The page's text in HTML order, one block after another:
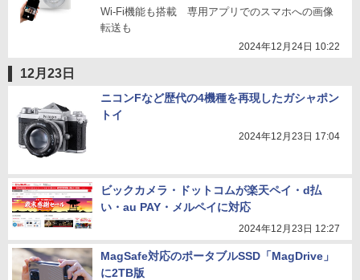
Wi-Fi機能も搭載 専用アプリでのスマホへの画像
転送も
2024年12月24日 10:22
12月23日
ニコンFなど歴代の4機種を再現したガシャポン
トイ
2024年12月23日 17:04
ビックカメラ・ドットコムが楽天ペイ・d払
い・au PAY・メルペイに対応
2024年12月23日 12:27
MagSafe対応のポータブルSSD「MagDrive」
に2TB版